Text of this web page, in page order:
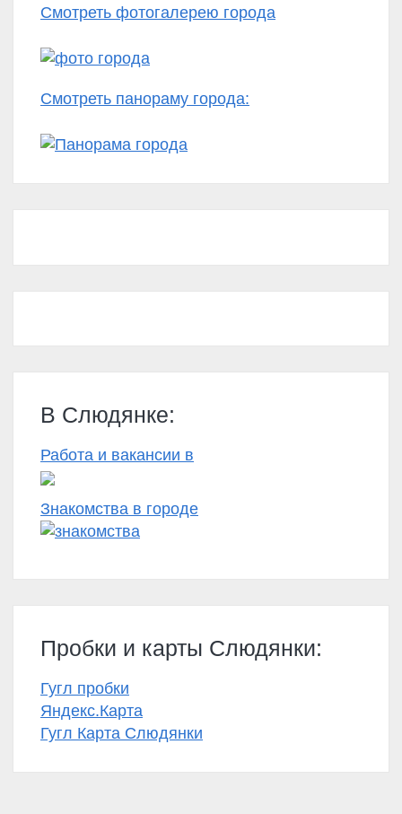
Смотреть фотогалерею города
Смотреть панораму города:
В Слюдянке:
Работа и вакансии в
Знакомства в городе
Пробки и карты Слюдянки:
Гугл пробки
Яндекс.Карта
Гугл Карта Слюдянки